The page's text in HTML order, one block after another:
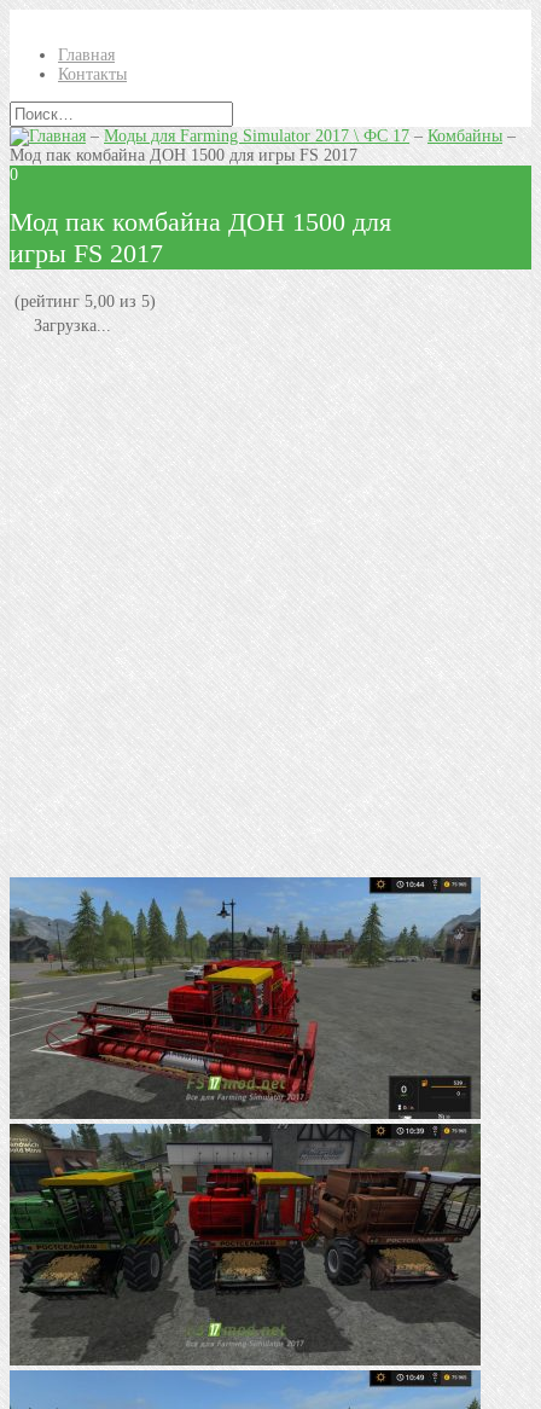
Главная
Контакты
–Моды для Farming Simulator 2017 \ ФС 17– Комбайны –
Мод пак комбайна ДОН 1500 для игры FS 2017
0
Мод пак комбайна ДОН 1500 для
игры FS 2017
(рейтинг 5,00 из 5)
Загрузка...